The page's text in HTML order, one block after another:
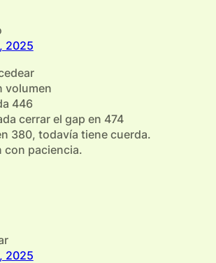
2025
volumen
446
cerrar el gap en 474
380, todavía tiene cuerda.
con paciencia.
2025